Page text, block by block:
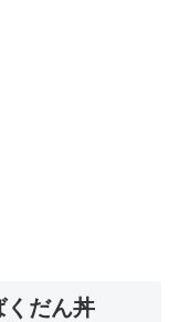
くだん丼